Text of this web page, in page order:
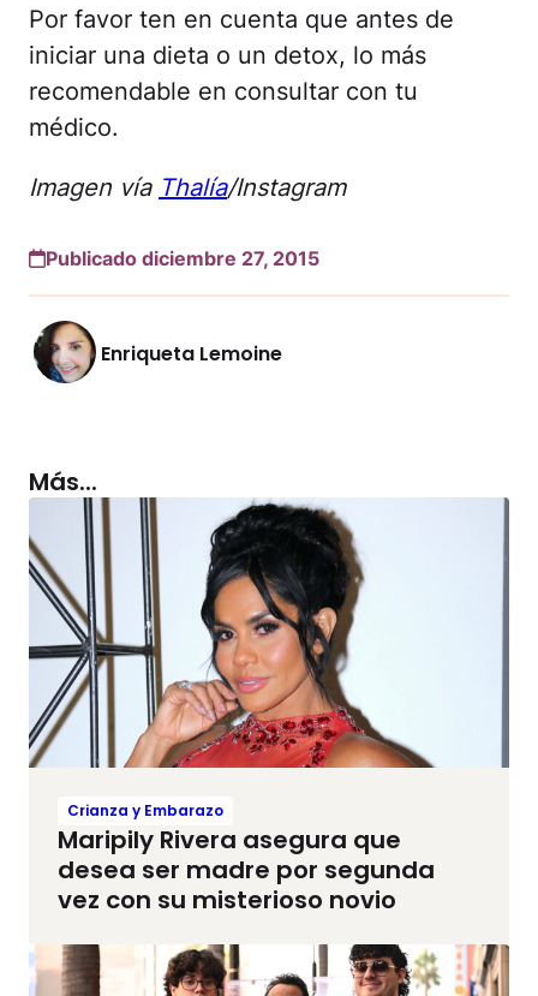
Por favor ten en cuenta que antes de
iniciar una dieta o un detox, lo más
recomendable en consultar con tu
médico.
Imagen vía Thalía/Instagram
Publicado diciembre 27, 2015
Enriqueta Lemoine
Más...
Crianza y Embarazo
Maripily Rivera asegura que
desea ser madre por segunda
vez con su misterioso novio